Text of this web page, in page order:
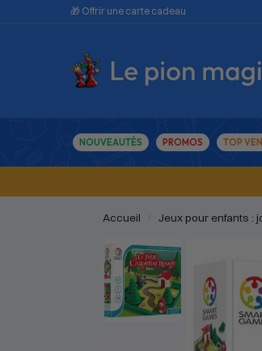
🎁 Offrir une carte cadeau
NOUVEAUTÉS PROMOS TOP
Accueil Jeux pour enfants :